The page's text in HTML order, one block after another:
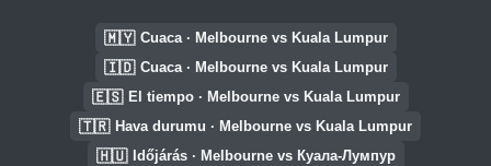
🇲🇾 Cuaca · Melbourne vs Kuala Lumpur
🇮🇩 Cuaca · Melbourne vs Kuala Lumpur
🇪🇸 El tiempo · Melbourne vs Kuala Lumpur
🇹🇷 Hava durumu · Melbourne vs Kuala Lumpur
🇭🇺 Időjárás · Melbourne vs Куала-Лумпур